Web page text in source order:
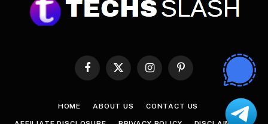
Facebook
X
InstagramPinterest
HOME ABOUT US CONTACT US